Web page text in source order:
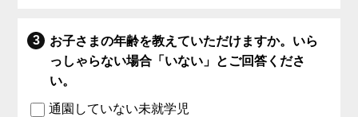
お子さまの年齢を教えていただけますか。いら
っしゃらない場合「いない」とご回答くださ
い。
通園していない未就学児